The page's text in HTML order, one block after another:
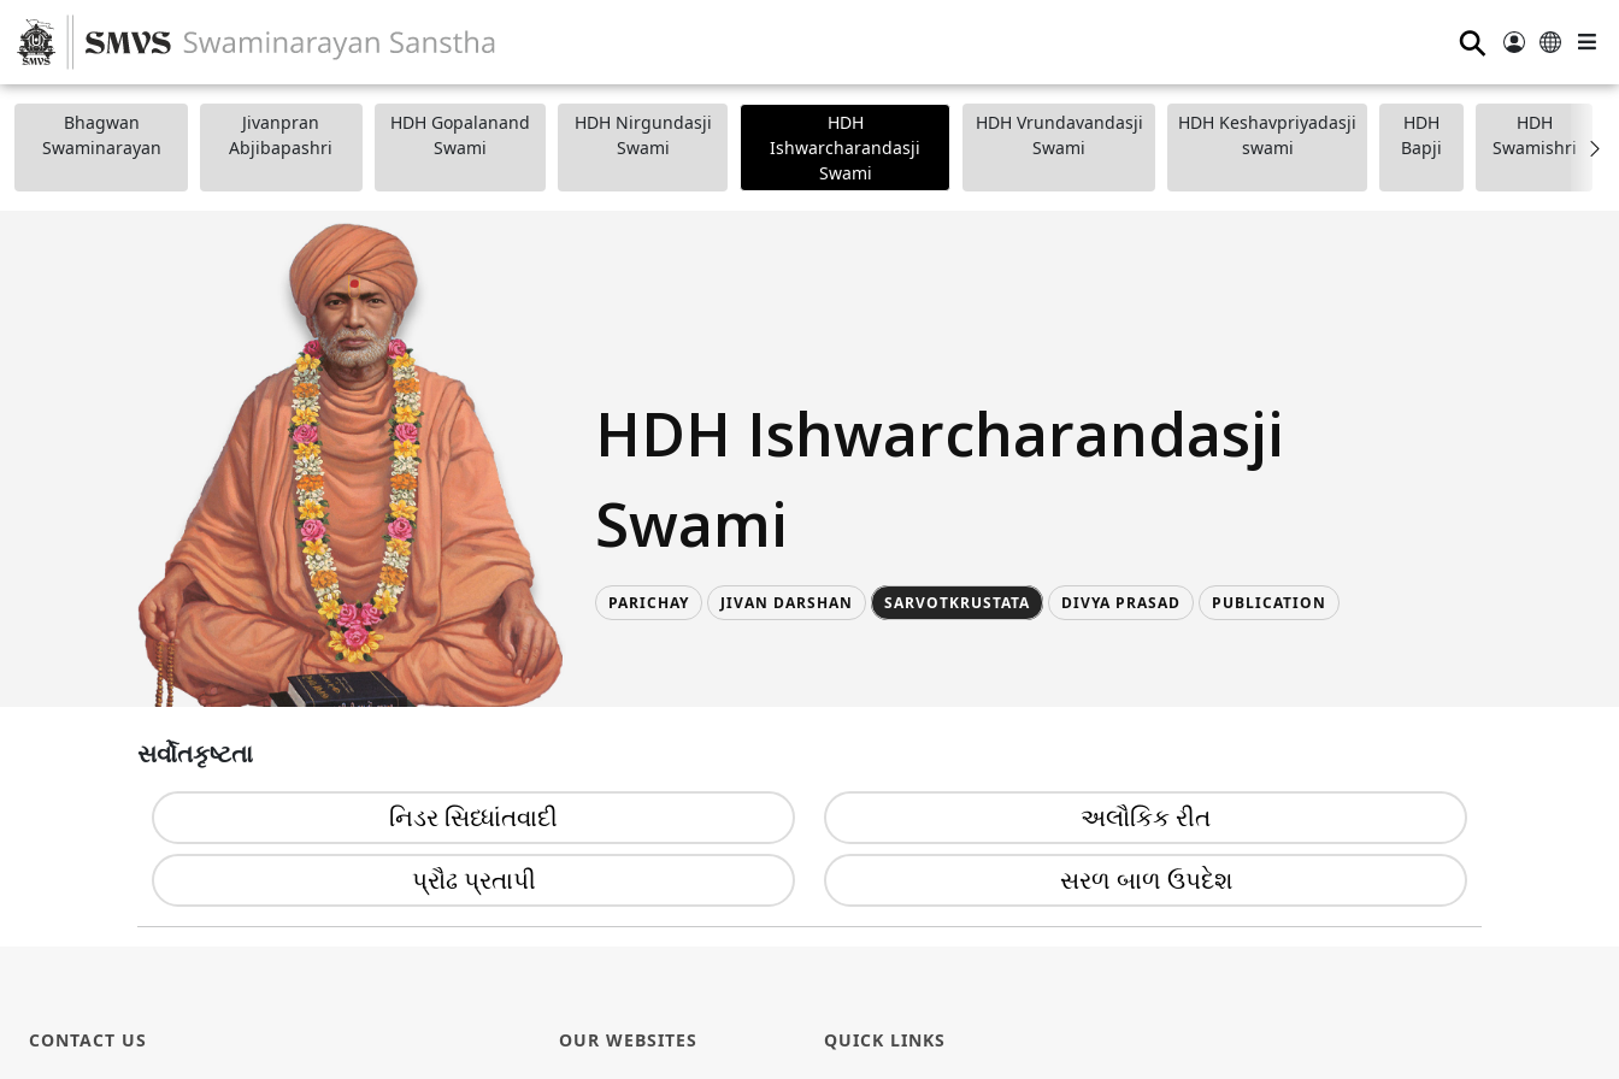
⚲
Bhagwan
Swaminarayan
Jivanpran
Abjibapashri
HDH Gopalanand
Swami
HDH Nirgundasji
Swami
HDH
Ishwarcharandasji
Swami
HDH Vrundavandasji
Swami
HDH Keshavpriyadasji
swami
HDH
Bapji
HDH
Swamishri
HDH Ishwarcharandasji
Swami
PARICHAY JIVAN DARSHAN SARVOTKRUSTATA DIVYA PRASAD PUBLICATION
સર્વોતકૃષ્ટતા
નિડર સિધ્ધાંતવાદી અલૌકિક રીત
પ્રૌઢ પ્રતાપી સરળ બાળ ઉપદેશ
CONTACT US OUR WEBSITES QUICK LINKS